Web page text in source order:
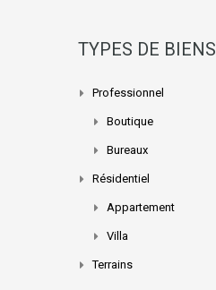
TYPES DE BIENS
Professionnel
Boutique
Bureaux
Résidentiel
Appartement
Villa
Terrains